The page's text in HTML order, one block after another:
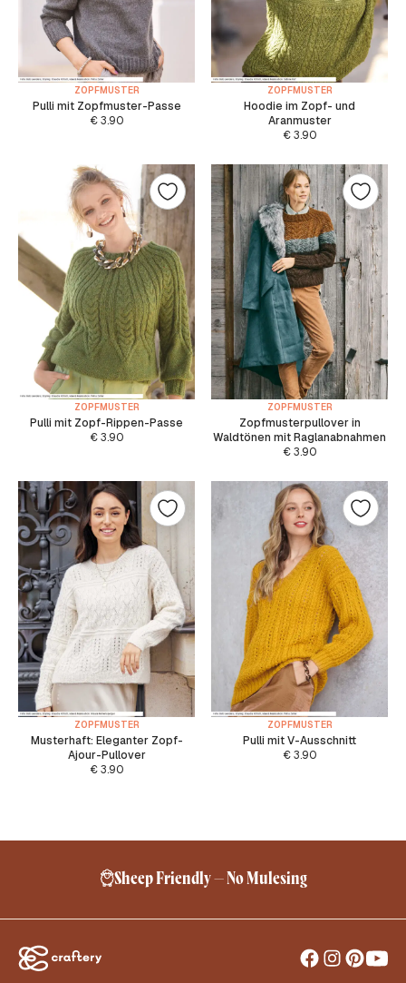
ZOPFMUSTER
Pulli mit Zopfmuster-Passe
€3.90
ZOPFMUSTER
Hoodie im Zopf- und
Aranmuster
€3.90
ZOPFMUSTER
Pulli mit Zopf-Rippen-Passe
€3.90
ZOPFMUSTER
Zopfmusterpullover in
Waldtönen mit Raglanabnahmen
€3.90
ZOPFMUSTER
Musterhaft: Eleganter Zopf-
Ajour-Pullover
€3.90
ZOPFMUSTER
Pulli mit V-Ausschnitt
€3.90
Sheep Friendly – No Mulesing